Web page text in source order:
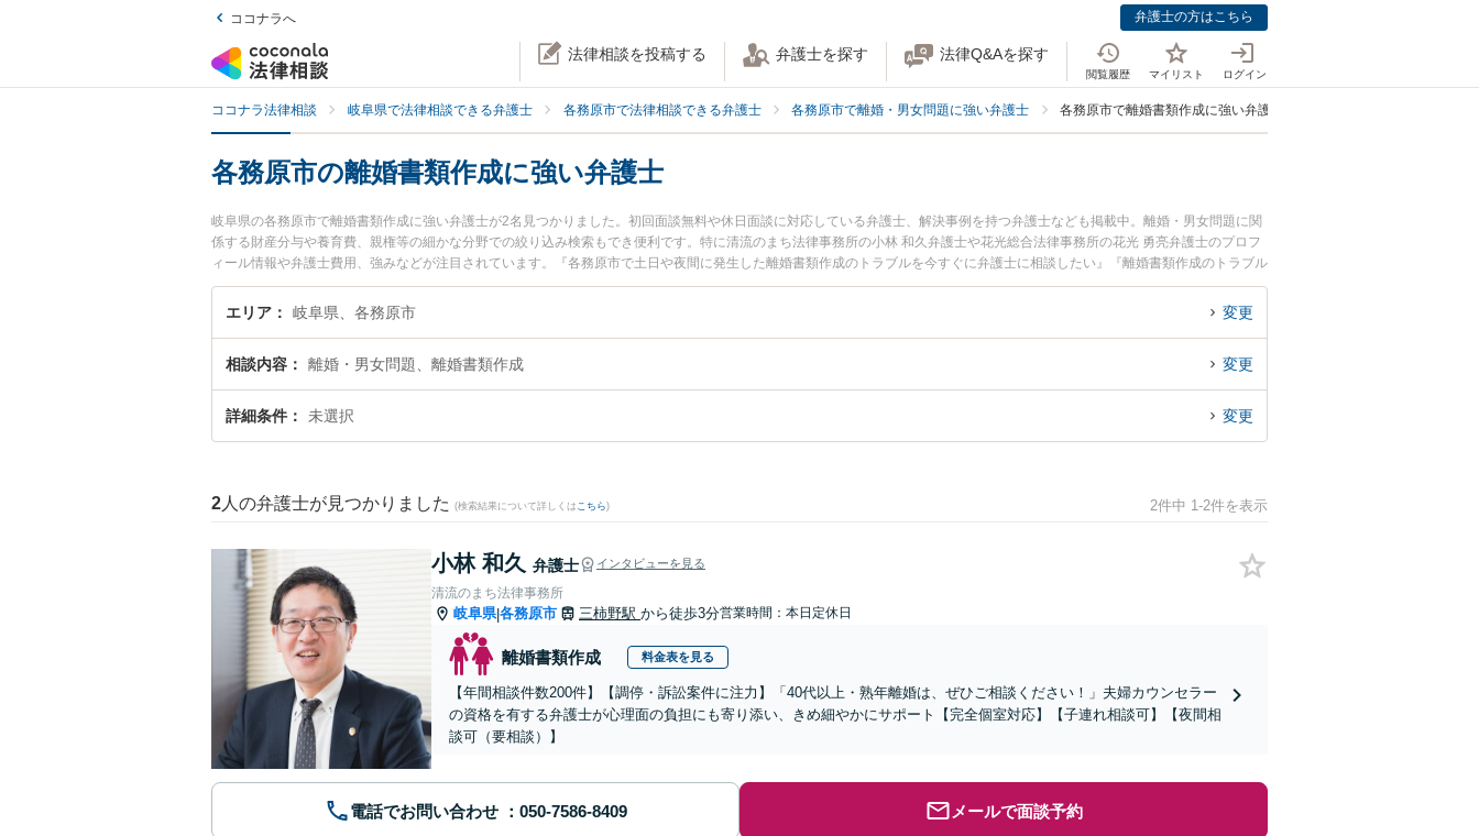
ココナラへ 弁護士の方はこちら
法律相談を投稿する 弁護士を探す 法律Q&Aを探す
閲覧履歴 マイリスト ログイン
ココナラ法律相談 岐阜県で法律相談できる弁護士 各務原市で法律相談できる弁護士 各務原市で離婚・男女問題に強い弁護士 各務原市で離婚書類作成に強い弁護士
各務原市の離婚書類作成に強い弁護士
岐阜県の各務原市で離婚書類作成に強い弁護士が2名見つかりました。初回面談無料や休日面談に対応している弁護士、解決事例を持つ弁護士なども掲載中。離婚・男女問題に関
係する財産分与や養育費、親権等の細かな分野での絞り込み検索もでき便利です。特に清流のまち法律事務所の小林 和久弁護士や花光総合法律事務所の花光 勇亮弁護士のプロフ
ィール情報や弁護士費用、強みなどが注目されています。『各務原市で土日や夜間に発生した離婚書類作成のトラブルを今すぐに弁護士に相談したい』『離婚書類作成のトラブル
解決の実績豊富な近くの弁護士を検索したい』『初回相談無料で離婚書類作成を法律相談できる各務原市内の弁護士に相談予約したい』などでお困りの相談者さんにおすすめで
す。エリア 岐阜県、各務原市 変更
相談内容 離婚・男女問題、離婚書類作成 変更
詳細条件 未選択 変更
2 人の弁護士が見つかりました (検索結果について詳しくは こちら) 2件中 1-2件を表示
小林 和久 弁護士 インタビューを見る
清流のまち法律事務所
岐阜県|各務原市 三柿野駅 から徒歩3分営業時間：本日定休日
離婚書類作成 料金表を見る
【年間相談件数200件】【調停・訴訟案件に注力】「40代以上・熟年離婚は、ぜひご相談ください！」夫婦カウンセラー
の資格を有する弁護士が心理面の負担にも寄り添い、きめ細やかにサポート【完全個室対応】【子連れ相談可】【夜間相
談可（要相談）】
電話でお問い合わせ メールで面談予約